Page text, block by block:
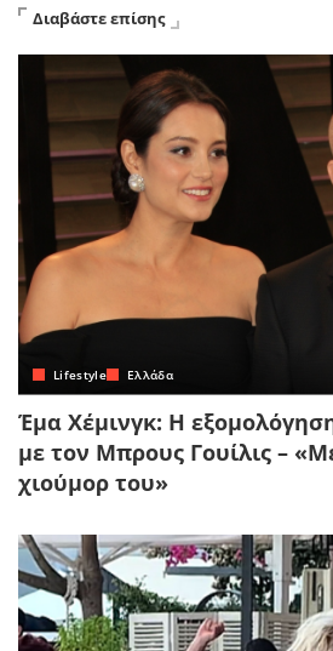
Διαβάστε επίσης
Lifestyle Ελλάδα
Έμα Χέμινγκ: Η
με τον Μπρους Γουίλις –
χιούμορ του»